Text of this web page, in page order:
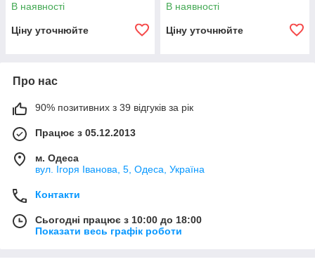
В наявності
Ціну уточнюйте
В наявності
Ціну уточнюйте
Про нас
90% позитивних з 39 відгуків за рік
Працює з 05.12.2013
м. Одеса
вул. Ігоря Іванова, 5, Одеса, Україна
Контакти
Сьогодні працює з 10:00 до 18:00
Показати весь графік роботи